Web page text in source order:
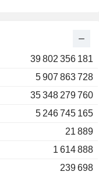
39 802 356 181
5 907 863 728
35 348 279 760
5 246 745 165
21 889
1 614 888
239 698